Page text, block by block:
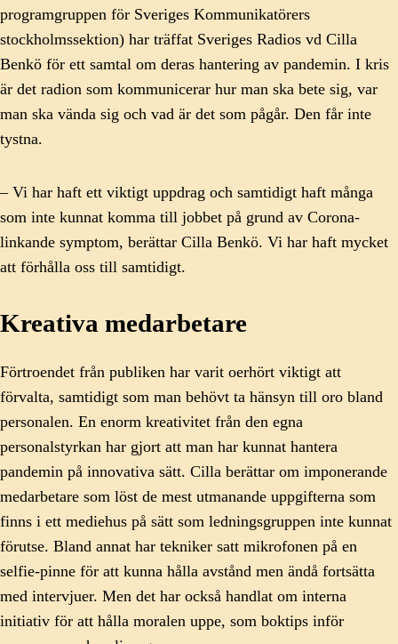
programgruppen för Sveriges Kommunikatörers
stockholmssektion) har träffat Sveriges Radios vd Cilla
Benkö för ett samtal om deras hantering av pandemin. I kris
är det radion som kommunicerar hur man ska bete sig, var
man ska vända sig och vad är det som pågår. Den får inte
tystna.
– Vi har haft ett viktigt uppdrag och samtidigt haft många
som inte kunnat komma till jobbet på grund av Corona-
linkande symptom, berättar Cilla Benkö. Vi har haft mycket
att förhålla oss till samtidigt.
Kreativa medarbetare
Förtroendet från publiken har varit oerhört viktigt att
förvalta, samtidigt som man behövt ta hänsyn till oro bland
personalen. En enorm kreativitet från den egna
personalstyrkan har gjort att man har kunnat hantera
pandemin på innovativa sätt. Cilla berättar om imponerande
medarbetare som löst de mest utmanande uppgifterna som
finns i ett mediehus på sätt som ledningsgruppen inte kunnat
förutse. Bland annat har tekniker satt mikrofonen på en
selfie-pinne för att kunna hålla avstånd men ändå fortsätta
med intervjuer. Men det har också handlat om interna
initiativ för att hålla moralen uppe, som boktips inför